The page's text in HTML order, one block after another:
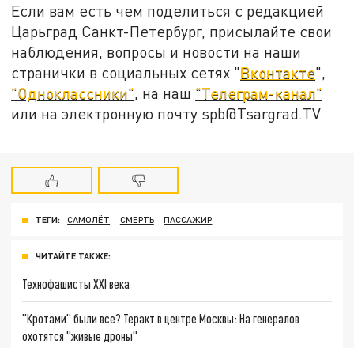
Если вам есть чем поделиться с редакцией
Царьград Санкт-Петербург, присылайте свои
наблюдения, вопросы и новости на наши
странички в социальных сетях "Вконтакте",
"Одноклассники", на наш "Телеграм-канал"
или на электронную почту spb@Tsargrad.TV
ТЕГИ: САМОЛЁТ СМЕРТЬ ПАССАЖИР
ЧИТАЙТЕ ТАКЖЕ:
Технофашисты XXI века
"Кротами" были все? Теракт в центре Москвы: На генералов
охотятся "живые дроны"